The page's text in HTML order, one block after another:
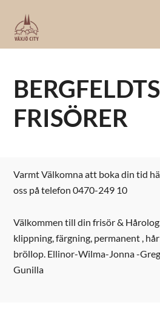
BERGFELDTS
FRISÖRER
Varmt Välkomna att boka din tid
oss på telefon 0470-249 10
Välkommen till din frisör &
klippning, färgning, permanent ,
bröllop. Ellinor-Wilma-Jonna -
Gunilla